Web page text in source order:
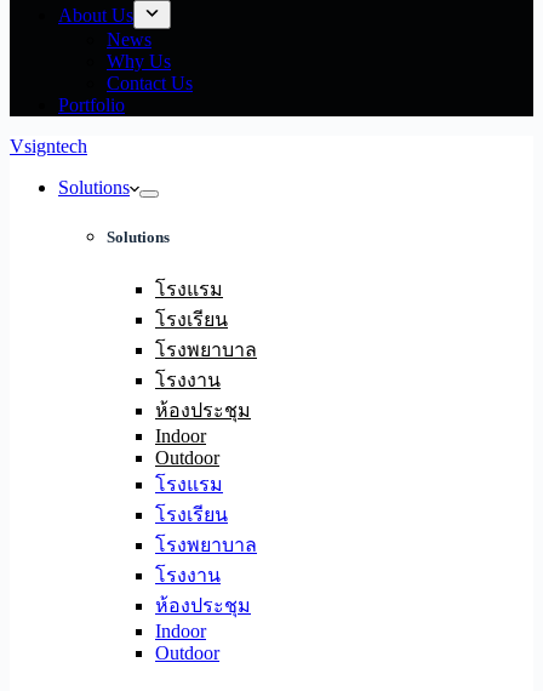
About Us
News
Why Us
Contact Us
Portfolio
Vsigntech
Solutions
Solutions
โรงแรม
โรงเรียน
โรงพยาบาล
โรงงาน
ห้องประชุม
Indoor
Outdoor
โรงแรม
โรงเรียน
โรงพยาบาล
โรงงาน
ห้องประชุม
Indoor
Outdoor